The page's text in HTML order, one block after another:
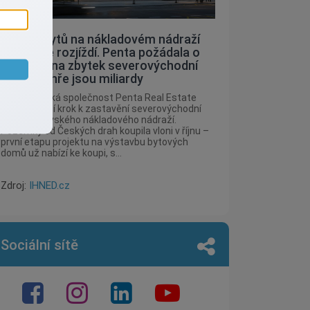
Stavba bytů na nákladovém nádraží
Žižkov se rozjíždí. Penta požádala o
povolení na zbytek severovýchodní
části, ve hře jsou miliardy
Developerská společnost Penta Real Estate
udělala další krok k zastavění severovýchodní
části žižkovského nákladového nádraží.
Pozemky od Českých drah koupila vloni v říjnu –
první etapu projektu na výstavbu bytových
domů už nabízí ke koupi, s...
Zdroj: IHNED.cz
Sociální sítě